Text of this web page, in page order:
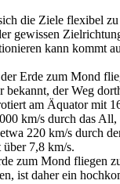
die Ziele flexibel
gewissen
kann kommt
Erde zum Mond
bekannt, der Weg
am Äquator mit
km/s durch das All,
220 km/s durch
7,8 km/s.
zum Mond fliegen
ist daher ein